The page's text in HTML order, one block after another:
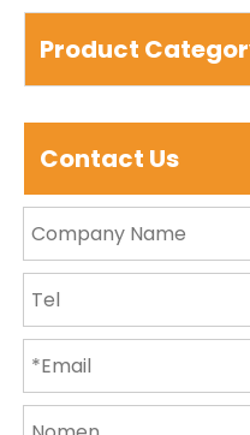
Product
Contact Us